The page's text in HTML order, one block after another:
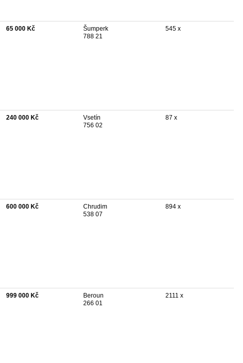
65 000 Kč
Šumperk
788 21
545 x
240 000 Kč
Vsetín
756 02
87 x
600 000 Kč
Chrudim
538 07
894 x
999 000 Kč
Beroun
266 01
2111 x